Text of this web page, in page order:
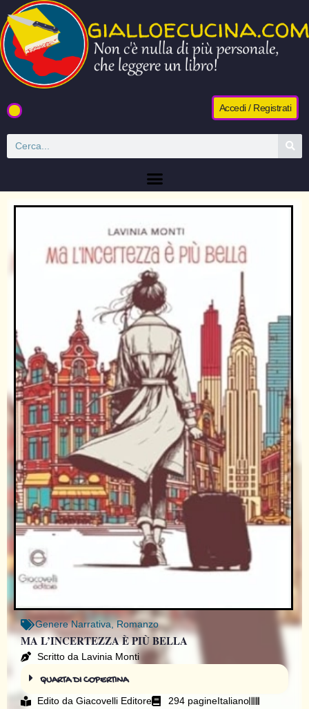
Accedi / Registrati
Genere Narrativa,Romanzo
MA L’INCERTEZZA È PIÙ BELLA
Scritto da Lavinia Monti
QUARTA DI COPERTINA
Edito da Giacovelli Editore 294 pagineItaliano